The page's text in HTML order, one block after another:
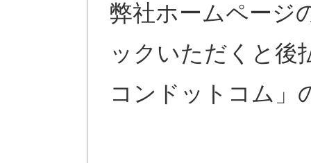
弊社ホームページ
ックいただくと後
コンドットコム」